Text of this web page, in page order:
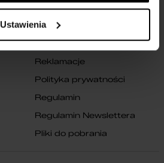
Ustawienia
Reklamacje
Polityka prywatności
Regulamin
Regulamin Newslettera
Pliki do pobrania